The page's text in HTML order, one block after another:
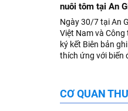
nuôi tôm tại An
Ngày 30/7 tại An
Việt Nam và Công
ký kết Biên bản
thích ứng với biến
CƠ QUAN